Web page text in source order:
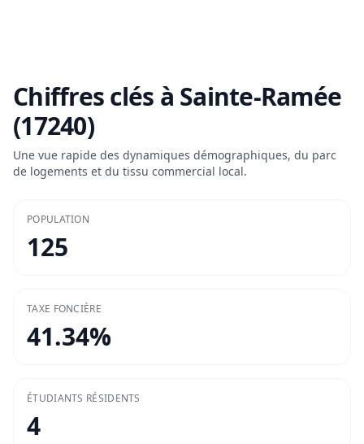
Chiffres clés à Sainte-Ramée
(17240)
Une vue rapide des dynamiques démographiques, du parc
de logements et du tissu commercial local.
POPULATION
125
TAXE FONCIÈRE
41.34%
ÉTUDIANTS RÉSIDENTS
4